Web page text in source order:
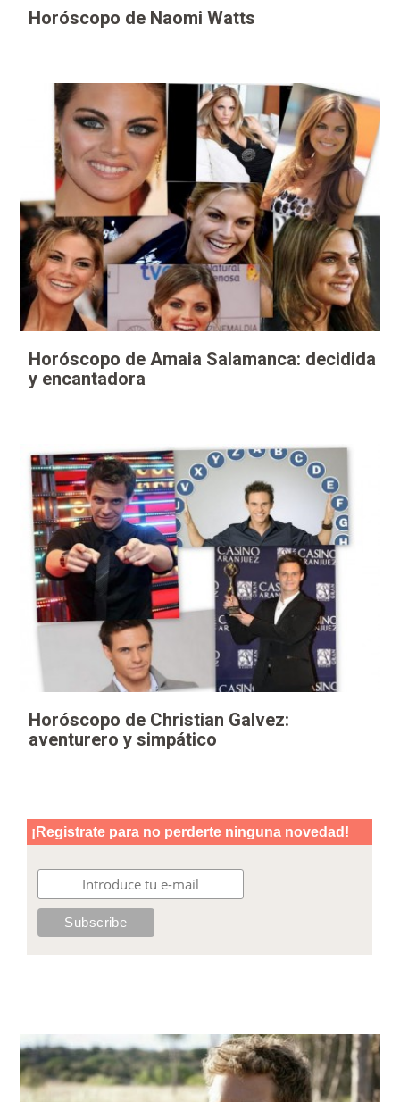
Horóscopo de Naomi Watts
Horóscopo de Amaia Salamanca: decidida
y encantadora
Horóscopo de Christian Galvez:
aventurero y simpático